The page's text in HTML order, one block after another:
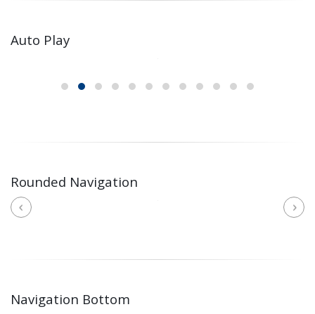
Auto Play
Rounded Navigation
Navigation Bottom